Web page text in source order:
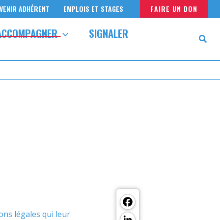
ADHÉRENT EMPLOIS ET STAGES FAIRE UN DON
SIGNALER
légales qui leur